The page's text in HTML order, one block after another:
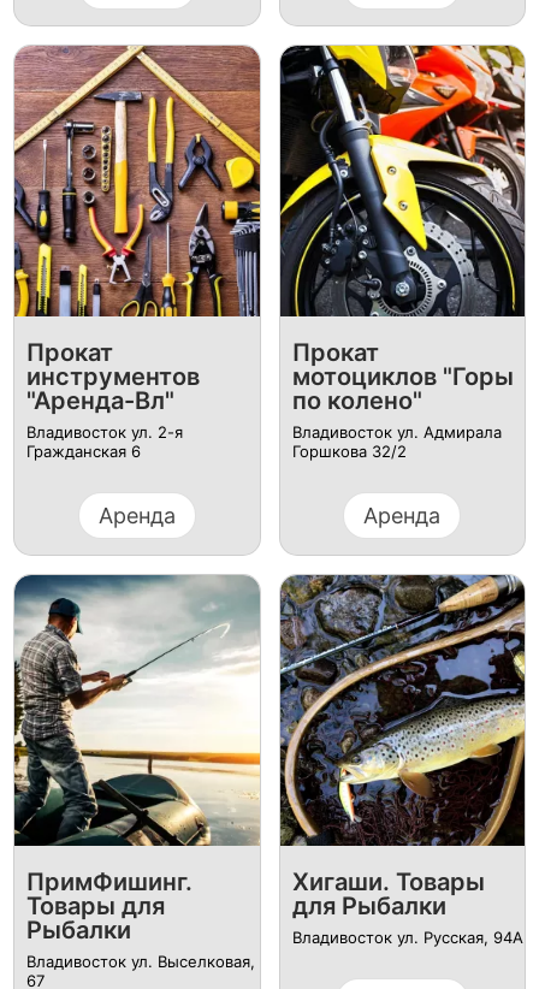
Прокат
инструментов
"Аренда-Вл"
Владивосток ул. 2-я
Гражданская 6
Аренда
Прокат
мотоциклов "Горы
по колено"
Владивосток ул. Адмирала
Горшкова 32/2
Аренда
ПримФишинг.
Товары для
Рыбалки
Владивосток ул. Выселковая,
67
Хигаши. Товары
для Рыбалки
Владивосток ул. Русская, 94А